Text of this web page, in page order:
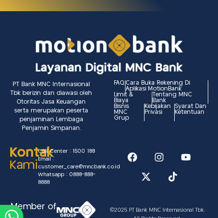
PT Bank MNC Internasional
Tbk berizin dan diawasi oleh
Otoritas Jasa Keuangan
serta merupakan peserta
penjaminan Lembaga
Penjamin Simpanan.
FAQ Cara Buka Rekening Di
Aplikasi MotionBank
Limit &
Biaya
Tentang MNC
Bank
Bisnis
MNC
Grup
Kebijakan
Privasi
Syarat Dan
Ketentuan
Kontak
Kami
Call Center : 1500 188
Email :
customer_care@mncbank.co.id
Whatsapp : 0888-888-
8888
Member of ©2025 PT Bank MNC Internasional Tbk.